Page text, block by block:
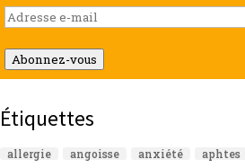
Adresse
e-
mail
Abonnez-vous
Étiquettes
allergie angoisse anxiété aphtes